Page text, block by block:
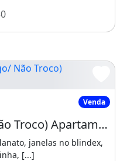
Não Troco) Apartamento
Venda
Só Vendo (Não Alugo/ Não Troco) Apartamento Manoel Julião
janelas no blindex,
[...]